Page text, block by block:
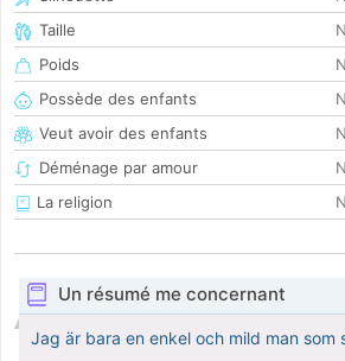
Taille
Poids
Possède des enfants
Veut avoir des enfants
Déménage par amour
La religion
Un résumé me concernant
Jag är bara en enkel och mild man som